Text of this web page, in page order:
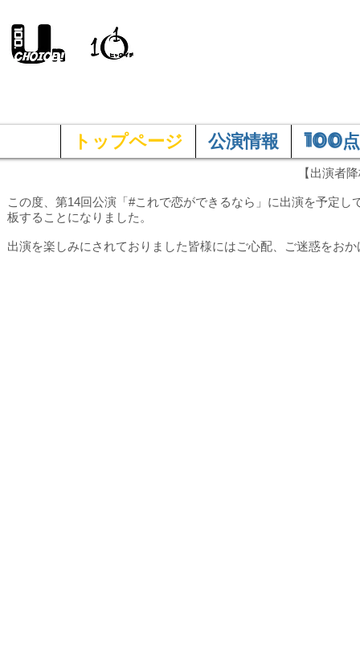
トップページ 公演情報 100点
【出演者
この度、第14回公演「#これで恋ができるなら」に出演を予定
板することになりました。
出演を楽しみにされておりました皆様にはご心配、ご迷惑をお